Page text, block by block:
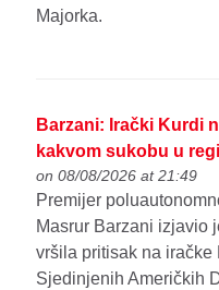
Majorka.
Barzani: Irački Kurdi
kakvom sukobu u
on 08/08/2026 at 21:49
Premijer
Masrur Barzani izjavio
vršila pritisak na
Sjedinjenih Američkih